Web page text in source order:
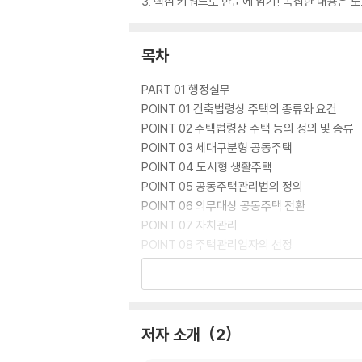
목차
PART 01 행정실무
POINT 01 건축법령상 주택의 종류와 요건
POINT 02 주택법령상 주택 등의 정의 및 종류
POINT 03 세대구분형 공동주택
POINT 04 도시형 생활주택
POINT 05 공동주택관리법의 정의
POINT 06 의무대상 공동주택 전환
POINT 07 자치관리
POINT 08 주택관리업자의 선정
POINT 09 공동관리와 구분관리
POINT 13 입주자대표회의
저자 소개 2